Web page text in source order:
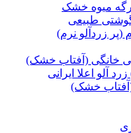
میوه خشک
گوشتی طبیعی
(پر زردآلو نرم)
خانگی (آفتاب خشک)
آلو اعلا ایرانی
(آفتاب خشک)